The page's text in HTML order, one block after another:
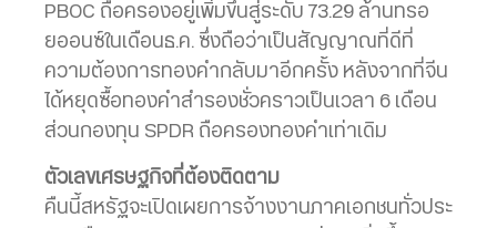
PBOC ถือครองอยู่เพิ่มขึ้นสู่ระดับ 73.29 ล้านทรอ
ยออนซ์ในเดือนธ.ค. ซึ่งถือว่าเป็นสัญญาณที่ดีที่
ความต้องการทองคำกลับมาอีกครั้ง หลังจากที่จีน
ได้หยุดซื้อทองคำสำรองชั่วคราวเป็นเวลา 6 เดือน
ส่วนกองทุน SPDR ถือครองทองคำเท่าเดิม
ตัวเลขเศรษฐกิจที่ต้องติดตาม
คืนนี้สหรัฐจะเปิดเผยการจ้างงานภาคเอกชนทั่วประ